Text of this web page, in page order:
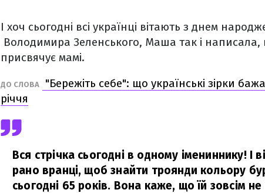
І хоч сьогодні всі українці вітають з днем
Володимира Зеленського, Маша так і
присвячує мамі.
ДО СЛОВА
"Бережіть себе": що українські зірки
річчя
Вся стрічка сьогодні в одному імениннику! І
рано вранці, щоб знайти троянди кольору
сьогодні 65 років. Вона каже, що їй зовсім